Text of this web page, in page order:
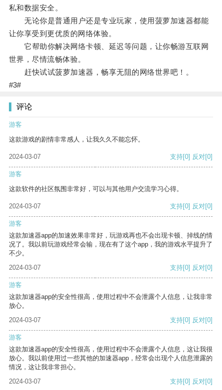
私和数据安全。
无论你是普通用户还是专业玩家，使用菠萝加速器都能
让你享受到更优质的网络体验。
它帮助你解决网络卡顿、延迟等问题，让你畅游互联网
世界，尽情流畅体验。
赶快试试菠萝加速器，畅享无阻的网络世界吧！。
#3#
评论
游客
这款游戏的剧情非常感人，让我久久不能忘怀。
2024-03-07 支持[0] 反对[0]
游客
这款软件的社区氛围非常好，可以与其他用户交流学习心得。
2024-03-07 支持[0] 反对[0]
游客
这款加速器app的加速效果非常好，玩游戏再也不会出现卡顿、掉线的情
况了。我以前玩游戏经常会输，现在有了这个app，我的游戏水平提升了
不少。
2024-03-07
支持[0] 反对[0]
游客
这款加速器app的安全性很高，使用过程中不会泄露个人信息，让我非常
放心。
2024-03-07
支持[0] 反对[0]
游客
这款加速器app的安全性很高，使用过程中不会泄露个人信息，这让我很
放心。我以前使用过一些其他的加速器app，经常会出现个人信息泄露的
情况，这让我非常担心。
2024-03-07
支持[0] 反对[0]